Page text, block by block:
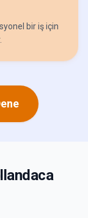
bir iş için